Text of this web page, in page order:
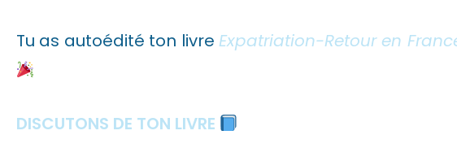
Tu as autoédité ton livreExpatriation-Retour en
DISCUTONS DE TON LIVRE